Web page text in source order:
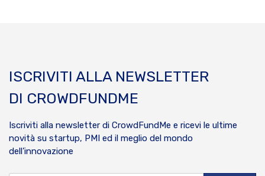
ISCRIVITI ALLA NEWSLETTER
DI CROWDFUNDME
Iscriviti alla newsletter di CrowdFundMe e ricevi le ultime
novità su startup, PMI ed il meglio del mondo
dell’innovazione